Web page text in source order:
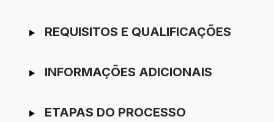
REQUISITOS E QUALIFICAÇÕES
INFORMAÇÕES ADICIONAIS
ETAPAS DO PROCESSO